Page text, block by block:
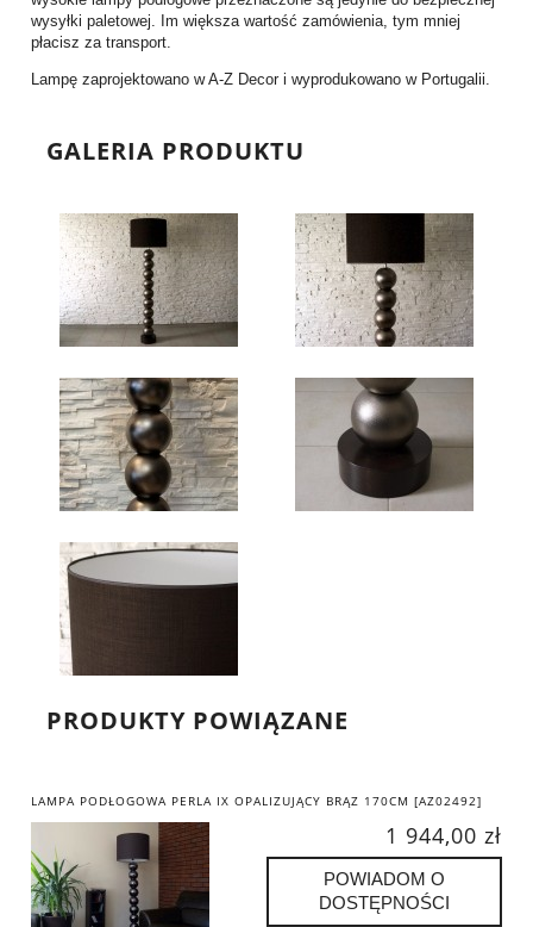
wysyłki paletowej. Im większa wartość zamówienia, tym mniej
płacisz za transport.
Lampę zaprojektowano w A-Z Decor i wyprodukowano w Portugalii.
GALERIA PRODUKTU
PRODUKTY POWIĄZANE
LAMPA PODŁOGOWA PERLA IX OPALIZUJĄCY BRĄZ 170CM [AZ02492]
1 944,00 zł
POWIADOM O
DOSTĘPNOŚCI